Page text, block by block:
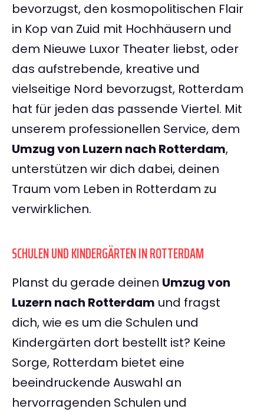
bevorzugst, den kosmopolitischen Flair
in Kop van Zuid mit Hochhäusern und
dem Nieuwe Luxor Theater liebst, oder
das aufstrebende, kreative und
vielseitige Nord bevorzugst, Rotterdam
hat für jeden das passende Viertel. Mit
unserem professionellen Service, dem
Umzug von Luzern nach Rotterdam,
unterstützen wir dich dabei, deinen
Traum vom Leben in Rotterdam zu
verwirklichen.
SCHULEN UND KINDERGÄRTEN IN ROTTERDAM
Planst du gerade deinen Umzug von
Luzern nach Rotterdam und fragst
dich, wie es um die Schulen und
Kindergärten dort bestellt ist? Keine
Sorge, Rotterdam bietet eine
beeindruckende Auswahl an
hervorragenden Schulen und